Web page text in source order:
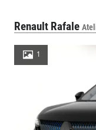
Renault Rafale
1